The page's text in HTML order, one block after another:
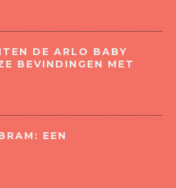
DE ARLO BABY
BEVINDINGEN MET
EEN